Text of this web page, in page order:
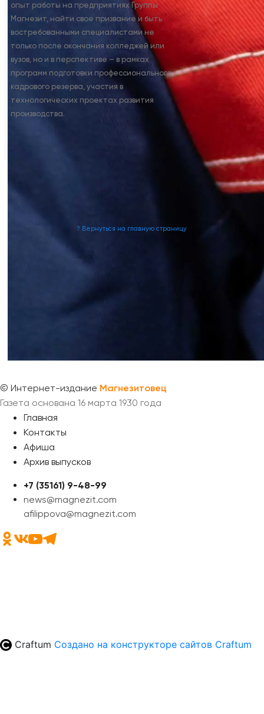
опыт работы на предприятиях Группы
Магнезит, найти свое призвание и быть
востребованными специалистами не
только после окончания колледжей или
вузов, но и в перспективе – в рамках
программ подготовки профессионального
кадрового резерва, участия в
технологических проектах развития
производства.
? Вернуться на главную страницу
© Интернет-издание Магнезитовец
Газета основана 16 марта 1930 года
Главная
Контакты
Афиша
Архив выпусков
+7 (35161) 9-48-99
news@magnezit.com
afilippova@magnezit.com
Craftum Создано на конструкторе сайтов Craftum